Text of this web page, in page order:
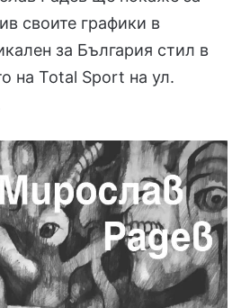
своите графики в
за България стил в
на Total Sport на ул.